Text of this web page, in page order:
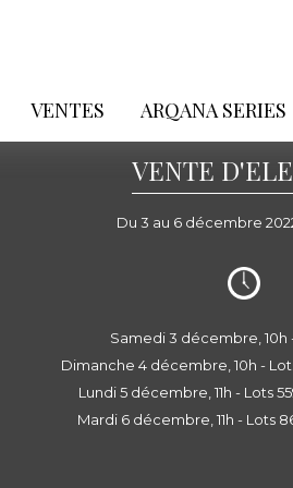
VENTES ARQANA SERIES
VENTE
Du 3 au 6 décembre
Samedi 3 décembre, 10h
Dimanche 4 décembre, 10h -
Lundi 5 décembre, 11h - Lots
Mardi 6 décembre, 11h - Lots